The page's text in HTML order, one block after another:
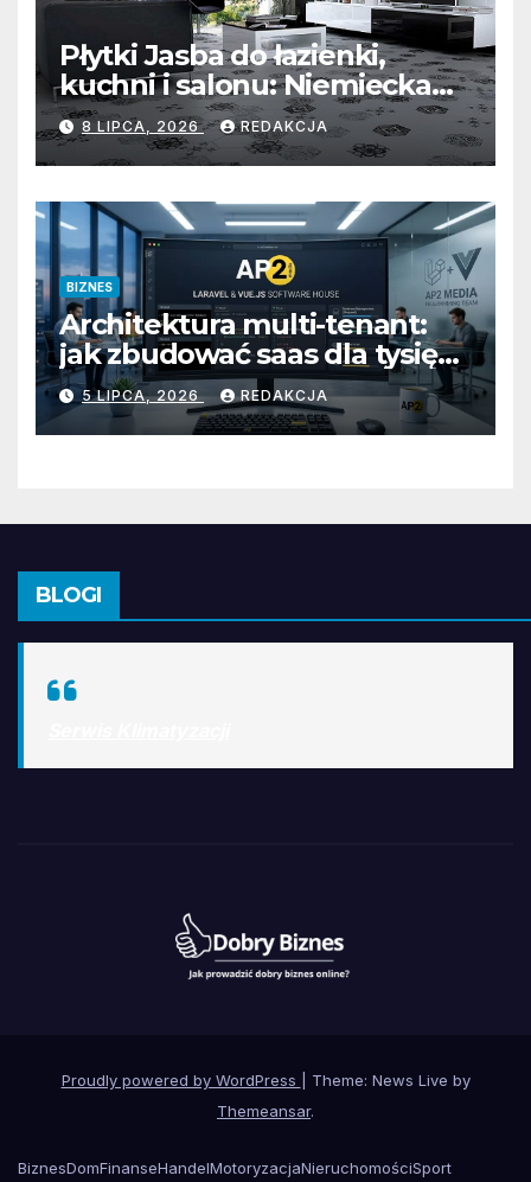
Płytki Jasba do łazienki,
kuchni i salonu: Niemiecka
precyzja, unikalna mozaika i
uniwersalny styl
8 LIPCA, 2026 REDAKCJA
BIZNES
Architektura multi-tenant:
jak zbudować saas dla tysięcy
klientów
5 LIPCA, 2026 REDAKCJA
BLOGI
Proudly powered by WordPress
Theme: News Live by
Themeansar.
BiznesDomFinanseHandelMotoryzacjaNieruchomościSport